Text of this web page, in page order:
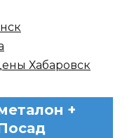
Хабаровск
+